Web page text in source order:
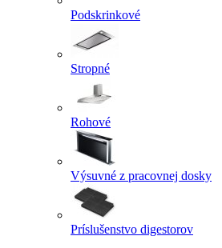
Podskrinkové
Stropné
Rohové
Výsuvné z pracovnej dosky
Príslušenstvo digestorov